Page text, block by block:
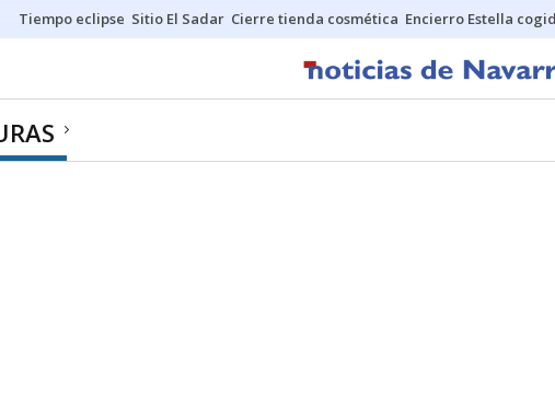
Tiempo eclipse Sitio El Sadar Cierre tienda cosmética Encierro Estella